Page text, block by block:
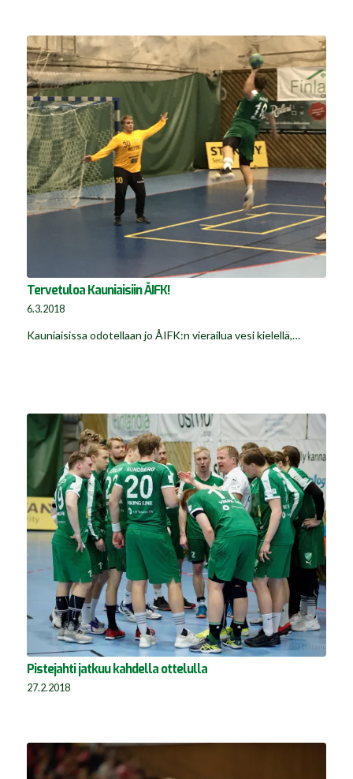
Tervetuloa Kauniaisiin ÅIFK!
6.3.2018
Kauniaisissa odotellaan jo ÅIFK:n vierailua vesi kielellä,…
Pistejahti jatkuu kahdella ottelulla
27.2.2018